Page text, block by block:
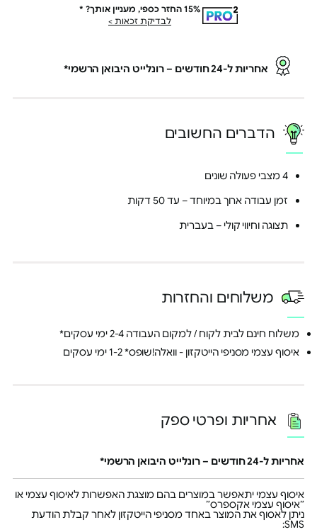
עד 15% החזר כספי על
ועוד | מחיר PRO² מסובסד על מאות
*בתשלום בכרטיס אשראי הייטקזון
15% החזר כספי, מעניין אותך? *
לבדיקת זכאות >
אחריות ל-24 חודשים – רונלייט היבואן הרשמי*
הדברים החשובים
4 מצבי פעולה שונים
זמן עבודה ארוך במיוחד – עד 50 דקות
תצוגה וחיווי קולי – בעברית
משלוחים והחזרות
משלוח חינם לבית לקוח / למקום העבודה 2-4 ימי עסקים*
איסוף עצמי מסניפי הייטקזון - וואלה!שופס* 1-2 ימי עסקים
אחריות ופרטי ספק
אחריות ל-24 חודשים – רונלייט היבואן הרשמי*
איסוף עצמי יתאפשר במוצרים בהם מוצגת האפשרות לאיסוף עצמי או
״איסוף עצמי אקספרס״
ניתן לאסוף את המוצר באחד מסניפי הייטקזון לאחר קבלת הודעת
SMS: